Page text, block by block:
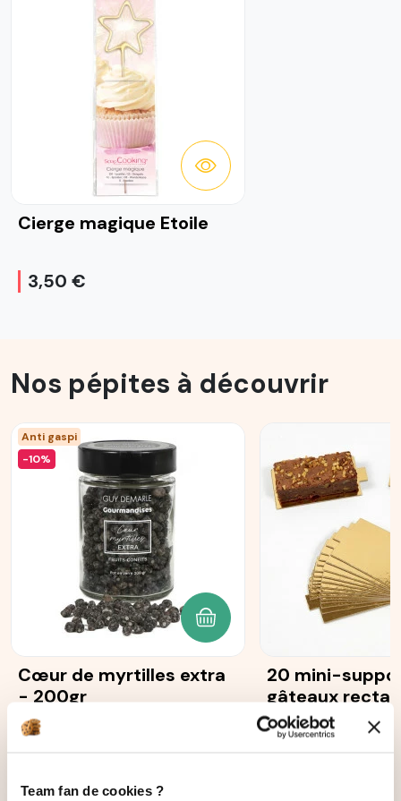
Team fan de cookies ?
Cierge magique Etoile
3,50 €
DÉTAILS
Nos pépites à découvrir
Anti gaspi
-10%
Cœur de myrtilles extra
- 200gr
AJOUTER AU PANIER
20 mini-
gâteaux
dorés
avis